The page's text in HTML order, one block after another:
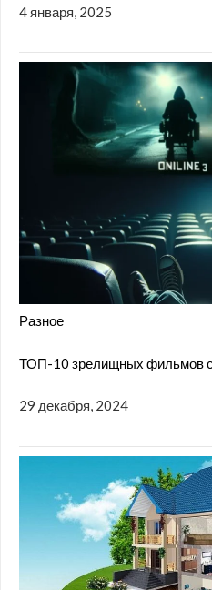
4 января, 2025
Разное
ТОП-10 зрелищных фильмов с
29 декабря, 2024